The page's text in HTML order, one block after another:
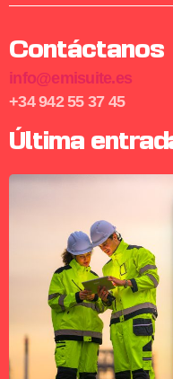
Contáctanos
info@emisuite.es
+34 942 55 37 45
Última